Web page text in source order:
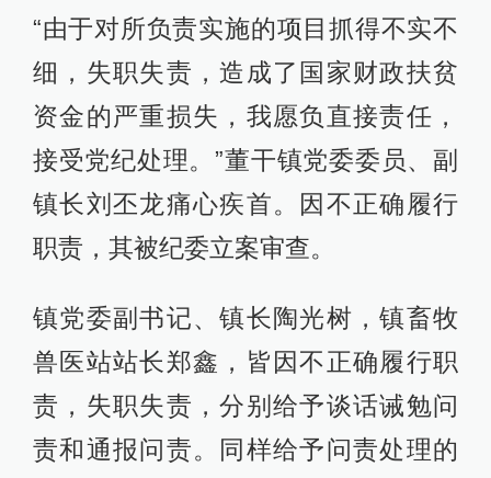
“由于对所负责实施的项目抓得不实不
细，失职失责，造成了国家财政扶贫
资金的严重损失，我愿负直接责任，
接受党纪处理。”董干镇党委委员、副
镇长刘丕龙痛心疾首。因不正确履行
职责，其被纪委立案审查。
镇党委副书记、镇长陶光树，镇畜牧
兽医站站长郑鑫，皆因不正确履行职
责，失职失责，分别给予谈话诫勉问
责和通报问责。同样给予问责处理的